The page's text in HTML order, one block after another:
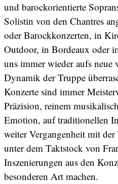
und barockorientierte
Solistin von den Chantres
oder Barockkonzerten, in
Outdoor, in Bordeaux oder
uns immer wieder aufs neue
Dynamik der Truppe
Konzerte sind immer
Präzision, reinem
Emotion, auf traditionellen
weiter Vergangenheit mit
unter dem Taktstock von
Inszenierungen aus den
besonderen Art machen.